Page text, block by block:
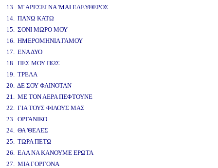
13. Μ' ΑΡΕΣΕΙ ΝΑ 'ΜΑΙ ΕΛΕΥΘΕΡΟΣ
14. ΠΑΝΩ ΚΑΤΩ
15. ΣΟΝΙ ΜΩΡΟ ΜΟΥ
16. ΗΜΕΡΟΜΗΝΙΑ ΓΑΜΟΥ
17. ΕΝΑ ΔΥΟ
18. ΠΕΣ ΜΟΥ ΠΩΣ
19. ΤΡΕΛΑ
20. ΔΕ ΣΟΥ ΦΑΙΝΟΤΑΝ
21. ΜΕ ΤΟΝ ΑΕΡΑ ΠΕΦΤΟΥΝΕ
22. ΓΙΑ ΤΟΥΣ ΦΙΛΟΥΣ ΜΑΣ
23. ΟΡΓΑΝΙΚΟ
24. ΘΑ 'ΘΕΛΕΣ
25. ΤΩΡΑ ΠΕΤΩ
26. ΕΛΑ ΝΑ ΚΑΝΟΥΜΕ ΕΡΩΤΑ
27. ΜΙΑ ΓΟΡΓΟΝΑ